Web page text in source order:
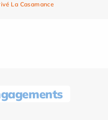
La Casamance